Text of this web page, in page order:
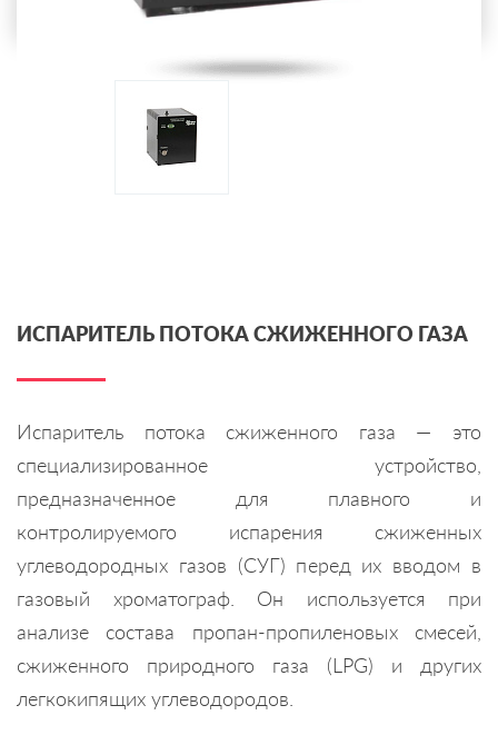
ИСПАРИТЕЛЬ ПОТОКА СЖИЖЕННОГО ГАЗА
Испаритель потока сжиженного газа — это
специализированное устройство,
предназначенное для плавного и
контролируемого испарения сжиженных
углеводородных газов (СУГ) перед их вводом в
газовый хроматограф. Он используется при
анализе состава пропан-пропиленовых смесей,
сжиженного природного газа (LPG) и других
легкокипящих углеводородов.